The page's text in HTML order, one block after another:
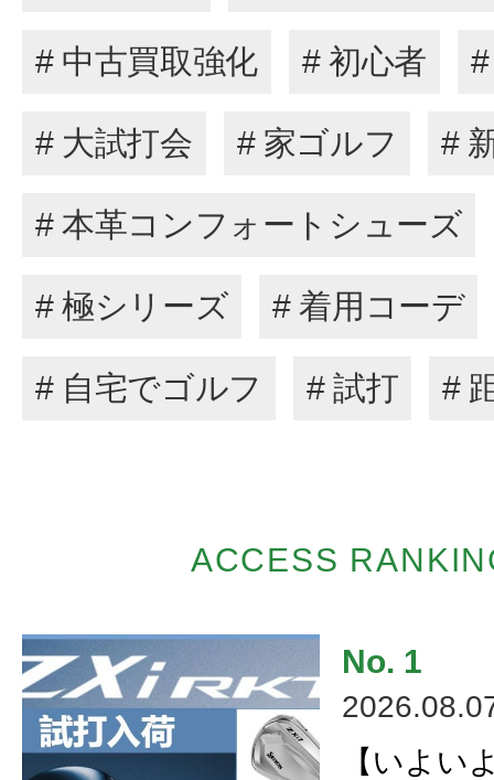
# 中古買取強化 # 初心者
# 大試打会 # 家ゴルフ #
# 本革コンフォートシューズ
# 極シリーズ # 着用コーデ
# 自宅でゴルフ # 試打 #
ACCESS
【いよい